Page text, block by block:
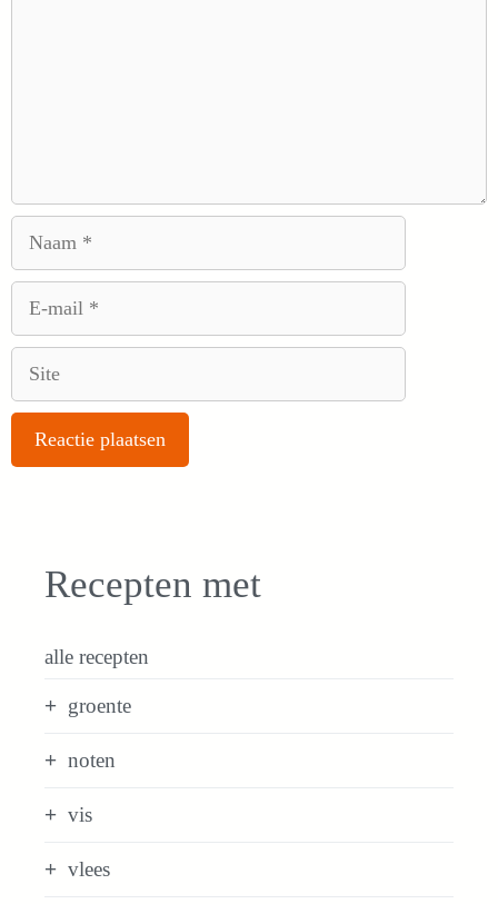
Recepten met
alle recepten
groente
noten
vis
vlees